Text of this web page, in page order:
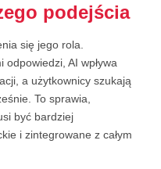
podejścia
się jego rola.
AI wpływa
a użytkownicy szukają
To sprawia,
być bardziej
i zintegrowane z całym